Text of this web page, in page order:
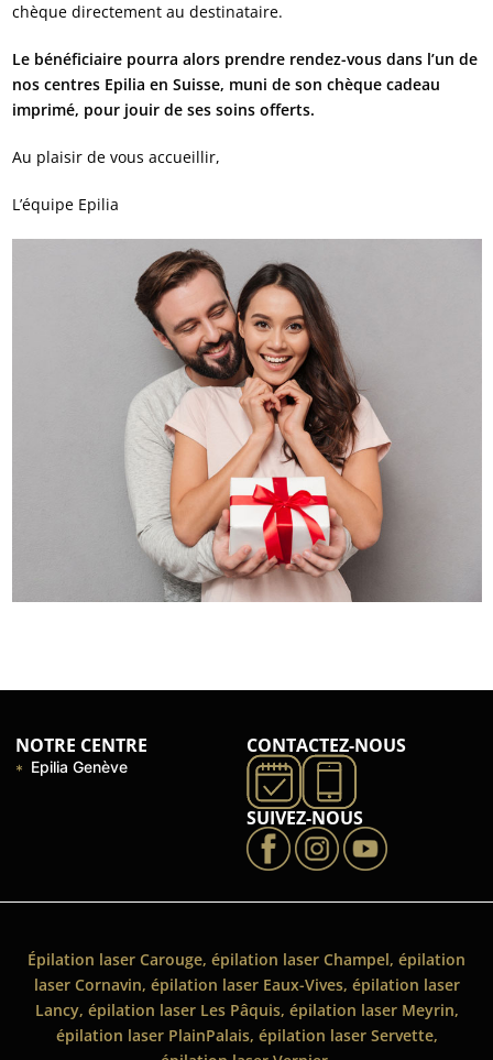
chèque directement au destinataire.
Le bénéficiaire pourra alors prendre rendez-vous dans l’un de
nos centres Epilia en Suisse, muni de son chèque cadeau
imprimé, pour jouir de ses soins offerts.
Au plaisir de vous accueillir,
L’équipe Epilia
NOTRE CENTRE
Epilia Genève
CONTACTEZ-NOUS
SUIVEZ-NOUS
Épilation laser Carouge, épilation laser Champel, épilation
laser Cornavin, épilation laser Eaux-Vives, épilation laser
Lancy, épilation laser Les Pâquis, épilation laser Meyrin,
épilation laser PlainPalais, épilation laser Servette,